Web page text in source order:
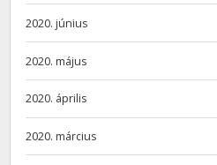
2020. június
2020. május
2020. április
2020. március